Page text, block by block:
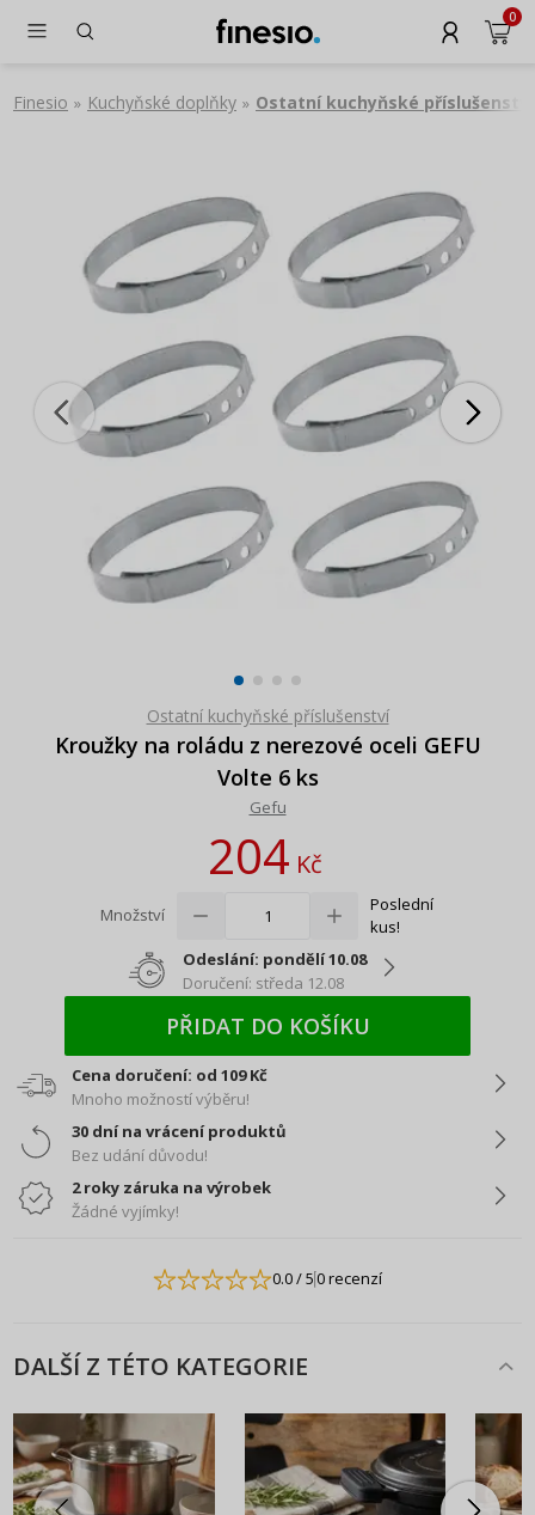
0
Finesio » Kuchyňské doplňky » Ostatní kuchyňské příslušenství
Ostatní kuchyňské příslušenství
Kroužky na roládu z nerezové oceli GEFU
Volte 6 ks
Gefu
204Kč
Množství
Poslední
kus!
Odeslání: pondělí 10.08
Doručení: středa 12.08
PŘIDAT DO KOŠÍKU
Cena doručení: od 109 Kč
Mnoho možností výběru!
30 dní na vrácení produktů
Bez udání důvodu!
2 roky záruka na výrobek
Žádné vyjímky!
0.0/ 50 recenzí
DALŠÍ Z TÉTO KATEGORIE